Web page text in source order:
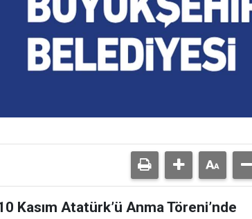
Kasım Atatürk’ü Anma Töreni’nde